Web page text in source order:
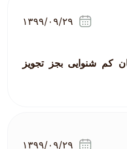
۱۳۹۹/۰۹/۲۹
کم شنوایی بجز تجویز
۱۳۹۹/۰۹/۲۹